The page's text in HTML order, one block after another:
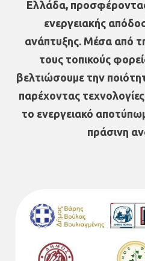
Ελλάδα,
ενεργειακής
ανάπτυξης. Μέσα από
τους τοπικούς
βελτιώσουμε την
παρέχοντας
το ενεργειακό
πράσινη